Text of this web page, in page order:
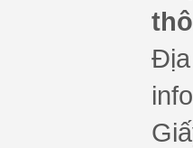
Địa